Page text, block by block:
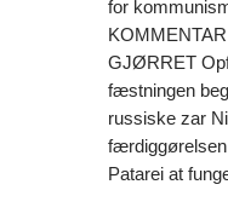
for
GJØRRET
fæstningen
russiske zar
færdiggørelsen
Patarei at